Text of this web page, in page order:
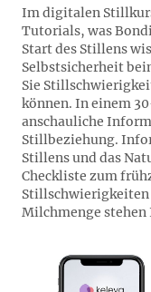
Im digitalen
Tutorials, was
Start des Stillens
Selbstsicherheit
Sie
können. In einem
anschauliche
Stillbeziehung.
Stillens und das
Checkliste zum
Stillschwierigkeiten
Milchmenge stehen